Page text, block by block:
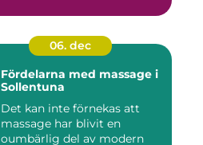
06. dec
Fördelarna med massage i
Sollentuna
Det kan inte förnekas att
massage har blivit en
oumbärlig del av modern